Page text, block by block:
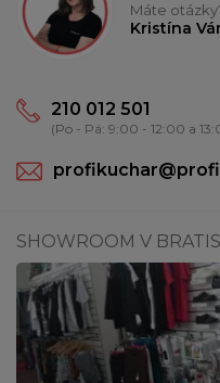
Máte
Kristína
210 012 501
(Po - Pá: 9:00 - 12:00 a
SHOWROOM V